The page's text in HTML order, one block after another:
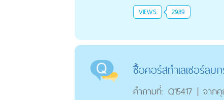
VIEWS 2989
ซื้้อคอร์สทำเลเซอร์ล
คำถามที่: Q15417 | จาก